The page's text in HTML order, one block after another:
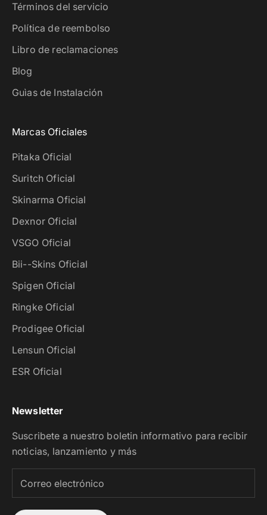
Términos del servicio
Política de reembolso
Libro de reclamaciones
Blog
Guìas de Instalación
Marcas Oficiales
Pitaka Oficial
Suritch Oficial
Skinarma Oficial
Dexnor Oficial
VSGO Oficial
Bii--Skins Oficial
Spigen Oficial
Ringke Oficial
Prodigee Oficial
Lensun Oficial
ESR Oficial
Newsletter
Suscribete a nuestro boletin informativo para recibir
noticias, lanzamiento y más